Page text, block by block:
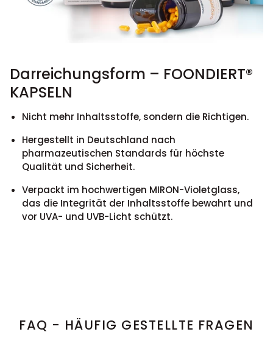
Darreichungsform – FOONDIERT®
KAPSELN
Nicht mehr Inhaltsstoffe, sondern die Richtigen.
Hergestellt in Deutschland nach
pharmazeutischen Standards für höchste
Qualität und Sicherheit.
Verpackt im hochwertigen MIRON-Violetglass,
das die Integrität der Inhaltsstoffe bewahrt und
vor UVA- und UVB-Licht schützt.
FAQ - HÄUFIG GESTELLTE FRAGEN